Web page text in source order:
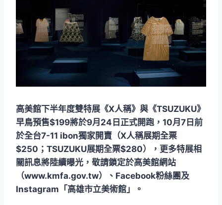
高美館下半年度雙特展《X人稱》與《TSUZUKU》
早鳥預售$199將於9月24日正式開跑，10月7日前
於全台7-11 ibon獨家開賣（X人稱展期全票
$250；TSUZUKU展期全票$280），更多特展相
關訊息將陸續曝光，敬請鎖定於高美館網站
（www.kmfa.gov.tw）、Facebook粉絲團及
Instagram「高雄市立美術館」。